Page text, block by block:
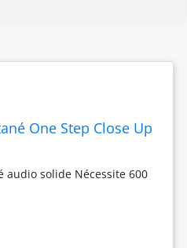
One Step Close Up
solide Nécessite 600